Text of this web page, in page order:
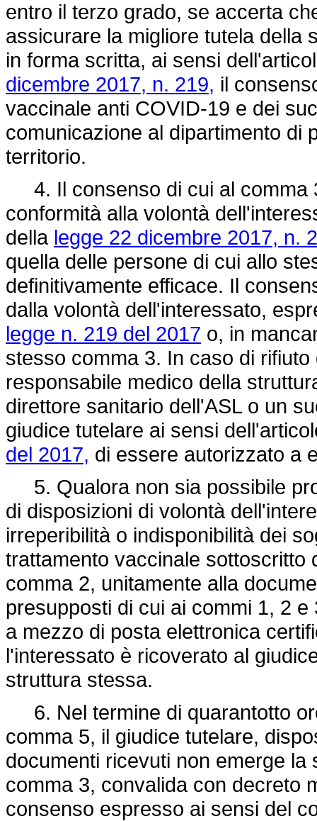
entro il terzo grado, se accerta
assicurare la migliore tutela della
in forma scritta, ai sensi
dicembre 2017, n. 219, il
vaccinale anti COVID-19 e dei
comunicazione al dipartimento di
territorio.
4. Il consenso di cui al comma
conformità alla volontà
della legge 22 dicembre 2017, n.
quella delle persone di cui allo
definitivamente efficace. Il
dalla volontà dell'interessato,
legge n. 219 del 2017 o, in
stesso comma 3. In caso di
responsabile medico della
direttore sanitario dell'ASL o un
giudice tutelare ai sensi
del 2017, di essere autorizzato a
5. Qualora non sia possibile
di disposizioni di volontà
irreperibilità o indisponibilità dei
trattamento vaccinale sottoscritto
comma 2, unitamente alla
presupposti di cui ai commi 1, 2
a mezzo di posta elettronica
l'interessato è ricoverato al
struttura stessa.
6. Nel termine di quarantotto
comma 5, il giudice tutelare,
documenti ricevuti non emerge
comma 3, convalida con decreto
consenso espresso ai sensi del